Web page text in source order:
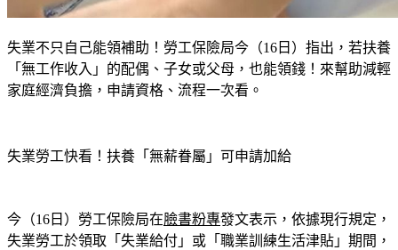
「無工作收入」的配偶、子女或父母，也能領錢！來幫助減輕
家庭經濟負擔，申請資格、流程一次看。
失業勞工於領取「失業給付」或「職業訓練生活津貼」期間，
若扶養父母、配偶、未滿十八歲子女或身心障礙子女，且這些